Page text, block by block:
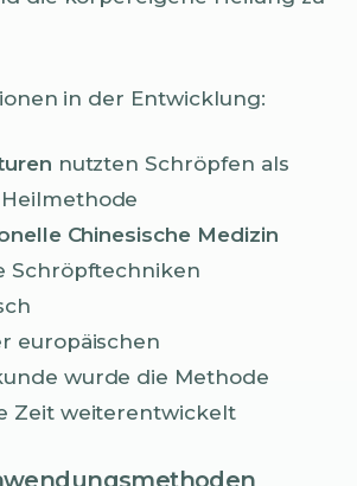
in der Entwicklung:
nutzten Schröpfen als
Chinesische Medizin
Schröpftechniken
europäischen
wurde die Methode
Zeit weiterentwickelt